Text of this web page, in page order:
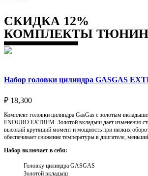
СКИДКА 12%
КОМПЛЕКТЫ
Набор головки цилиндра GASGAS
₽ 18,300
Комплект головки цилиндра GasGas с золотым
ENDURO EXTREM. Золотой вкладыш дает изменения
высокий крутящий момент и мощность при низких
обеспечивает снижение температуры в двигателе,
Набор включает в себя:
Головку цилиндра GASGAS
Золотой вкладыш